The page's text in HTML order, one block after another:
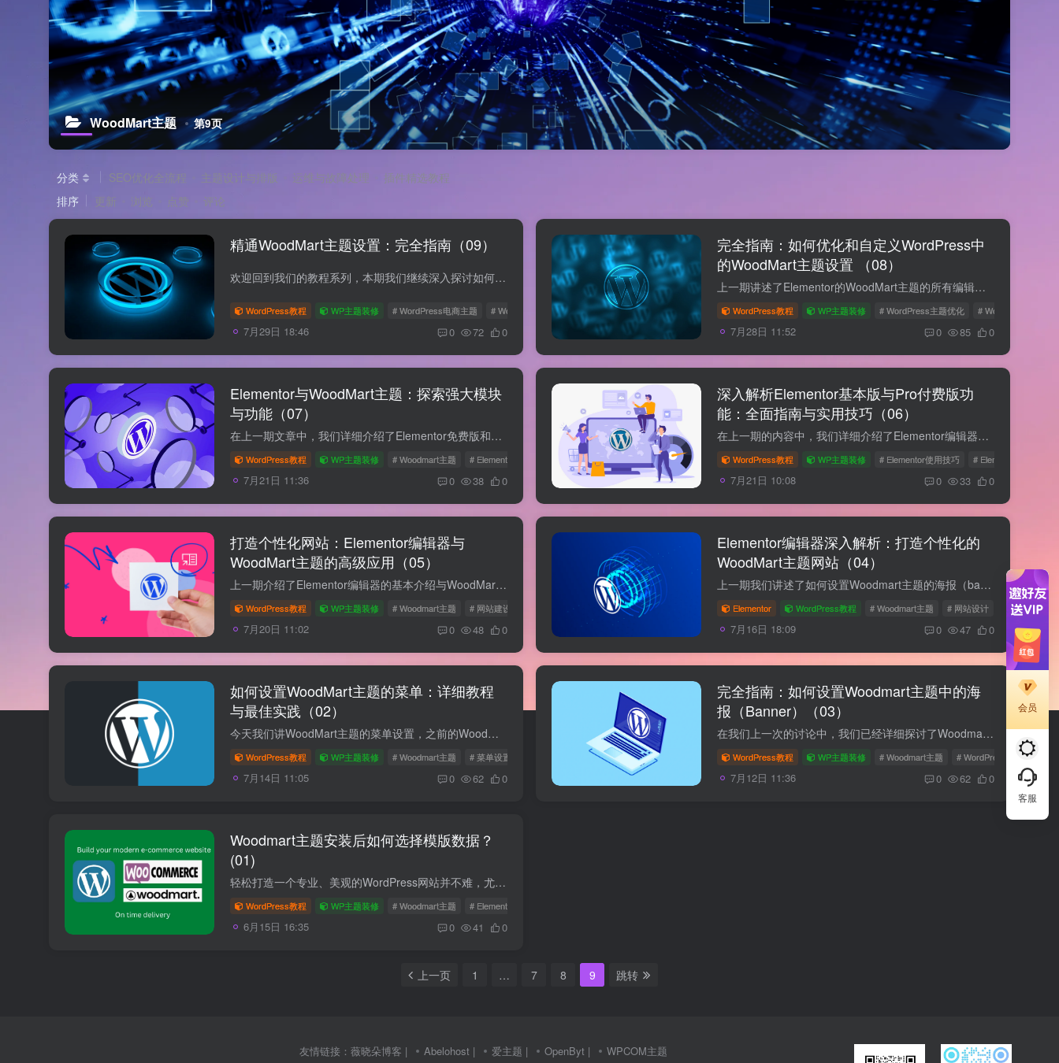
WoodMart主题 第9页
分类 SEO优化全流程 主题设计与排版 运维与故障处理
插件精选教程
排序
更新 浏览 点赞 评论
精通WoodMart主题设置：完全指南（09）
欢迎回到我们的教程系列，本期我们继续深入探讨如何精确配置WoodMart主题，使您的电商网站更具吸引力和功能性。从基本设置到高级功能，我们将一一解析，确保您能够充分利用这一强大的工具，为顾...
WordPress教程 WP主题装修 # WordPress电商主题 # WoodMart主题教程 # WoodMart设置
7月29日 18:46 0 72 0
完全指南：如何优化和自定义WordPress中
的WoodMart主题设置 （08）
上一期讲述了Elementor的WoodMart主题的所有编辑和设置，欢迎回到我们的系列教程，今天我们将深入探讨如何有效利用WordPress的WoodMart主题进行网站设计优化。无论您是新手还是有经验的开发者，...
WordPress教程 WP主题装修 # WordPress主题优化 # WoodMart主题设置
7月28日 11:52 0 85 0
Elementor与WoodMart主题：探索强大模块
与功能（07）
在上一期文章中，我们详细介绍了Elementor免费版和付费版的一些基本功能。这一期，我们将重点讨论Elementor与WoodMart主题的强大模块功能。无论你是想要创建滑块、图片库、价格表，还是联系表单...
WordPress教程 WP主题装修 # Woodmart主题 # Elementor模块 # WoodMart主题功能
7月21日 11:36 0 38 0
深入解析Elementor基本版与Pro付费版功
能：全面指南与实用技巧（06）
在上一期的内容中，我们详细介绍了Elementor编辑器的基本功能。在继续讲解Pro付费版功能之前，我们需要了解一个重要的通用功能。只要您安装了普通版的Elementor编辑器，就可以使用这些基本功能...
WordPress教程 WP主题装修 # Elementor使用技巧 # Elementor基本版
7月21日 10:08 0 33 0
打造个性化网站：Elementor编辑器与
WoodMart主题的高级应用（05）
上一期介绍了Elementor编辑器的基本介绍与WoodMart主题的搭配，今天我们将深入探讨如何使用Elementor编辑器与WoodMart主题进行更高级的网站设计自定义。无论您是设计新手还是寻求更精细化布局的...
WordPress教程 WP主题装修 # Woodmart主题 # 网站建设技巧 # Elementor编辑器
7月20日 11:02 0 48 0
Elementor编辑器深入解析：打造个性化的
WoodMart主题网站（04）
上一期我们讲述了如何设置Woodmart主题的海报（banner），这期我们讲述Elementor编辑器来装修Woodmart主题，我们将深入探讨如何使用Elementor编辑器来进一步自定义和优化您的WoodMart主题。通过...
Elementor WordPress教程 # Woodmart主题 # 网站设计 # Elementor
7月16日 18:09 0 47 0
如何设置WoodMart主题的菜单：详细教程
与最佳实践（02）
今天我们讲WoodMart主题的菜单设置，之前的WoodMart主题模版数据导入参考 WoodMart主题菜单功能性比较强，DIY（自定义也多），所以建议新手慢慢理解，简单的菜单功能就无需多讲了，不会的参考Ba...
WordPress教程 WP主题装修 # Woodmart主题 # 菜单设置 # WordPress菜单教程
7月14日 11:05 0 62 0
完全指南：如何设置Woodmart主题中的海
报（Banner）（03）
在我们上一次的讨论中，我们已经详细探讨了Woodmart主题的菜单设置。今天，我们将进一步深入到如何在这一主题中设置海报（Banner）。无论您是初学者还是寻求进一步优化网站的专业人士，这篇指南...
WordPress教程 WP主题装修 # Woodmart主题 # WordPress主题教程
7月12日 11:36 0 62 0
Woodmart主题安装后如何选择模版数据？
(01)
轻松打造一个专业、美观的WordPress网站并不难，尤其是使用Woodmart主题。这篇文章将带您一步步了解如何安装和配置Woodmart主题，从选择适合的预构建模板到确保编辑器正常工作，帮助您快速上手...
WordPress教程 WP主题装修 # Woodmart主题 # Elementor编辑器加载问题
6月15日 16:35 0 41 0
上一页 1 … 7 8 9 跳转
友情链接： 薇晓朵博客 | Abelohost | 爱主题 | OpenByt | WPCOM主题
会员
客服